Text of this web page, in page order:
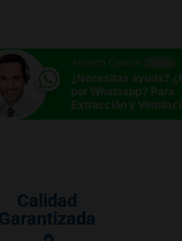
Online
¿Hablamos¿Necesitas ayuda?
por Whatsapp? Para
Extracción y
Calidad
Garantizada